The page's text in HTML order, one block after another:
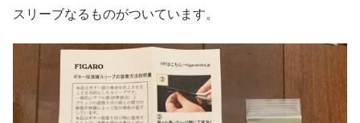
スリーブなるものがついています。